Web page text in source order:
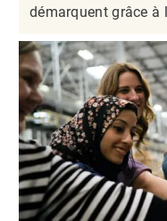
démarquent grâce à